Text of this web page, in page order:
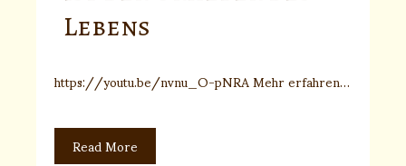
Lebens
https://youtu.be/nvnu_O-pNRA Mehr erfahren…
Read More